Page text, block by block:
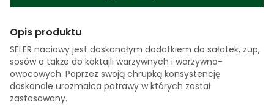
Opis produktu
SELER naciowy jest doskonałym dodatkiem do sałatek, zup,
sosów a także do koktajli warzywnych i warzywno-
owocowych. Poprzez swoją chrupką konsystencję
doskonale urozmaica potrawy w których został
zastosowany.